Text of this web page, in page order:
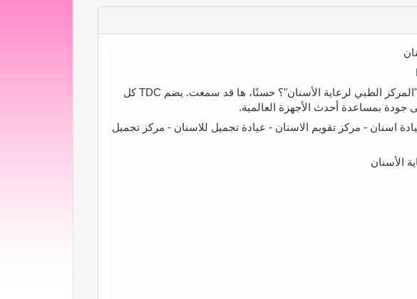
هل سبق أن سمعت عن "المركز الطبي لرعاية الأسنان"؟ حسنًا، ها قد سمعت. يضم TDC كل
بمساعدة أحدث الأجهزة العالمية.
اسنان - مركز تقويم الاسنان - عيادة تجميل للاسنان - مركز تجميل
الأسنان